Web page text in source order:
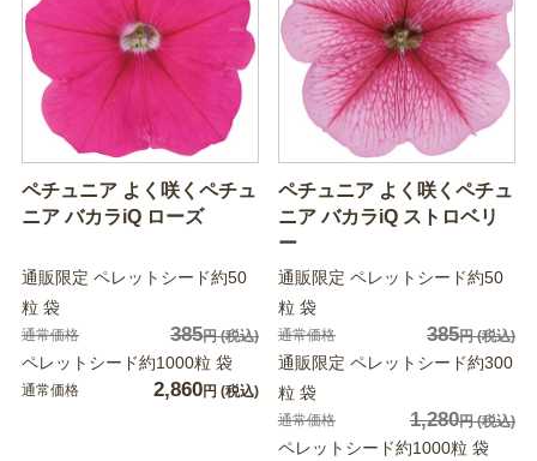
ペチュニア よく咲くペチュ
ニア バカラiQ ローズ
通販限定 ペレットシード約50
粒 袋
通常価格 385円(税込)
ペレットシード約1000粒 袋
通常価格 2,860円 (税込)
ペチュニア よく咲くペチュ
ニア バカラiQ ストロベリ
ー
通販限定 ペレットシード約50
粒 袋
通常価格 385円(税込)
通販限定 ペレットシード約300
粒 袋
通常価格 1,280円(税込)
ペレットシード約1000粒 袋